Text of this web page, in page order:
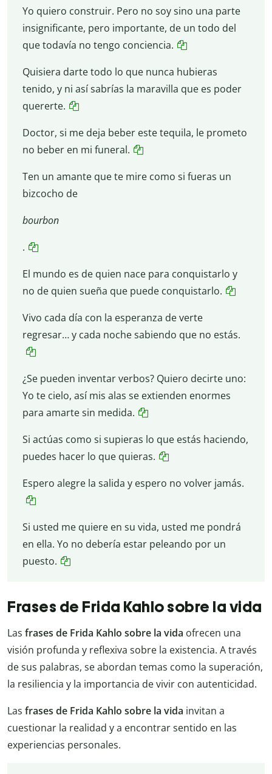
Yo quiero construir. Pero no soy sino una parte
insignificante, pero importante, de un todo del
que todavía no tengo conciencia.
Quisiera darte todo lo que nunca hubieras
tenido, y ni así sabrías la maravilla que es poder
quererte.
Doctor, si me deja beber este tequila, le prometo
no beber en mi funeral.
Ten un amante que te mire como si fueras un
bizcocho de
bourbon
.
El mundo es de quien nace para conquistarlo y
no de quien sueña que puede conquistarlo.
Vivo cada día con la esperanza de verte
regresar… y cada noche sabiendo que no estás.
¿Se pueden inventar verbos? Quiero decirte uno:
Yo te cielo, así mis alas se extienden enormes
para amarte sin medida.
Si actúas como si supieras lo que estás haciendo,
puedes hacer lo que quieras.
Espero alegre la salida y espero no volver jamás.
Si usted me quiere en su vida, usted me pondrá
en ella. Yo no debería estar peleando por un
puesto.
Frases de Frida Kahlo sobre la vida
Las frases de Frida Kahlo sobre la vida ofrecen una
visión profunda y reflexiva sobre la existencia. A través
de sus palabras, se abordan temas como la superación,
la resiliencia y la importancia de vivir con autenticidad.
Las frases de Frida Kahlo sobre la vida invitan a
cuestionar la realidad y a encontrar sentido en las
experiencias personales.